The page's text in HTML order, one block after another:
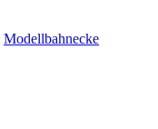
Modellbahnecke